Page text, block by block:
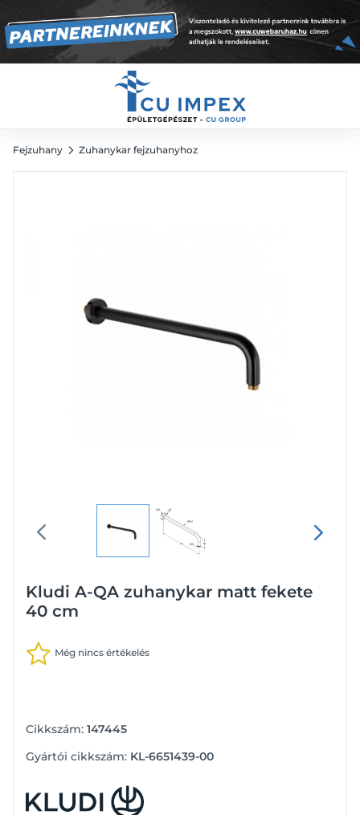
Fejzuhany Zuhanykar fejzuhanyhoz
Kludi A-QA zuhanykar matt fekete
40 cm
Még nincs értékelés
Cikkszám: 147445
Gyártói cikkszám: KL-6651439-00
35 325 Ft